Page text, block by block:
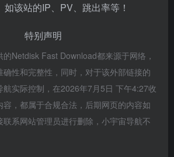
该站的IP、PV、跳出率等！
特别声明
Netdisk Fast Download都来源于网络，
性和完整性，同时，对于该外部链接的
航实际控制，在2026年7月5日 下午4:27收
，都属于合规合法，后期网页的内容如
联系网站管理员进行删除，小宇宙导航不